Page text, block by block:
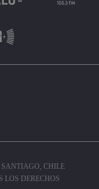
SANTIAGO, CHILE
LOS DERECHOS